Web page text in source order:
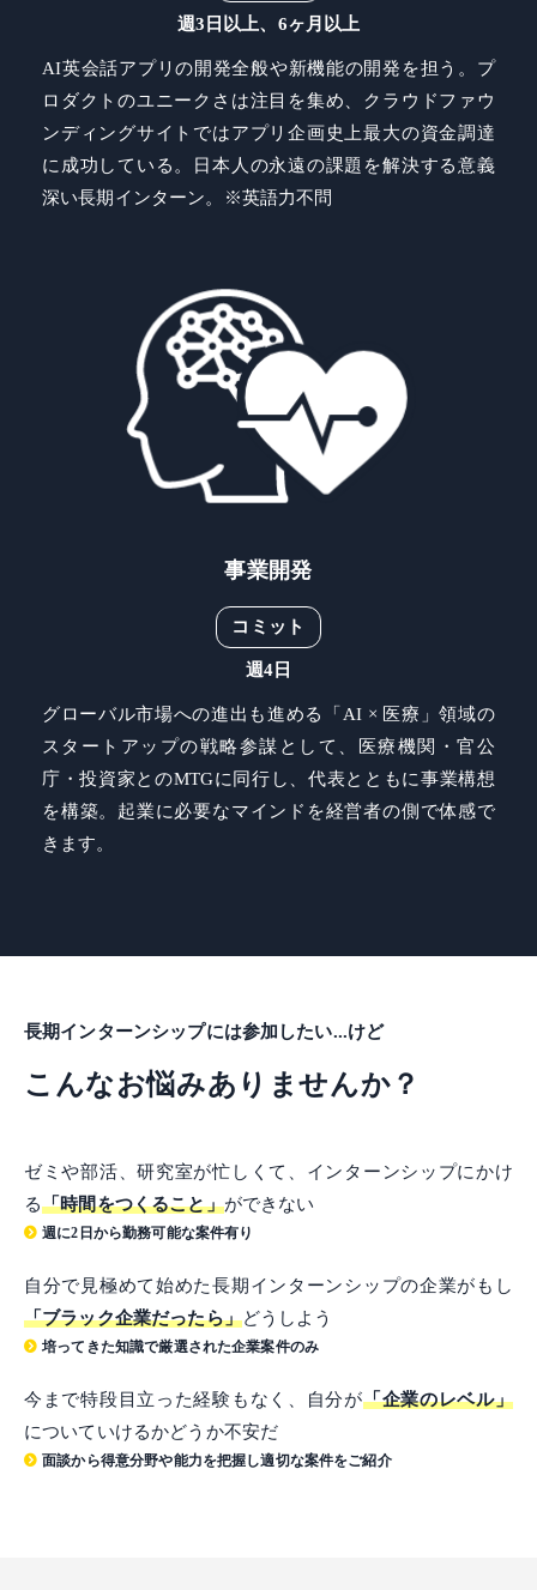
週3日以上、6ヶ月以上
AI英会話アプリの開発全般や新機能の開発を担う。プ
ロダクトのユニークさは注目を集め、クラウドファウ
ンディングサイトではアプリ企画史上最大の資金調達
に成功している。日本人の永遠の課題を解決する意義
深い長期インターン。※英語力不問
事業開発
コミット
週4日
グローバル市場への進出も進める「AI × 医療」領域の
スタートアップの戦略参謀として、医療機関・官公
庁・投資家とのMTGに同行し、代表とともに事業構想
を構築。起業に必要なマインドを経営者の側で体感で
きます。
長期インターンシップには参加したい...けど
こんなお悩みありませんか？
ゼミや部活、研究室が忙しくて、インターンシップにかけ
る「時間をつくること」ができない
週に2日から勤務可能な案件有り
自分で見極めて始めた長期インターンシップの企業がもし
「ブラック企業だったら」どうしよう
培ってきた知識で厳選された企業案件のみ
今まで特段目立った経験もなく、自分が「企業のレベル」
についていけるかどうか不安だ
面談から得意分野や能力を把握し適切な案件をご紹介